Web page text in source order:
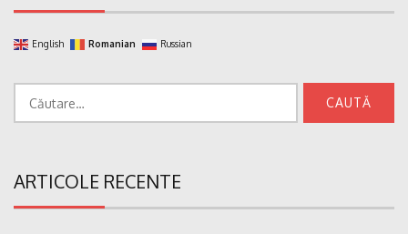
English Romanian Russian
ARTICOLE RECENTE